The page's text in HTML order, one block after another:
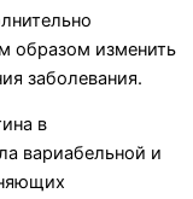
образом изменить
заболевания.
в
вариабель­ной и